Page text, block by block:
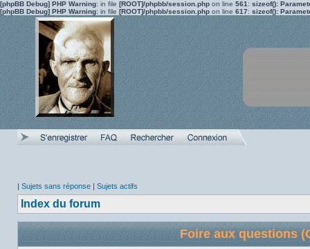
[phpBB Debug] PHP Warning: in file [ROOT]/phpbb/session.php on line 561 : sizeof():
[phpBB Debug] PHP Warning: in file [ROOT]/phpbb/session.php on line 617: sizeof():
| Sujets sans réponse | Sujets actifs
Index du forum
Foire aux questions